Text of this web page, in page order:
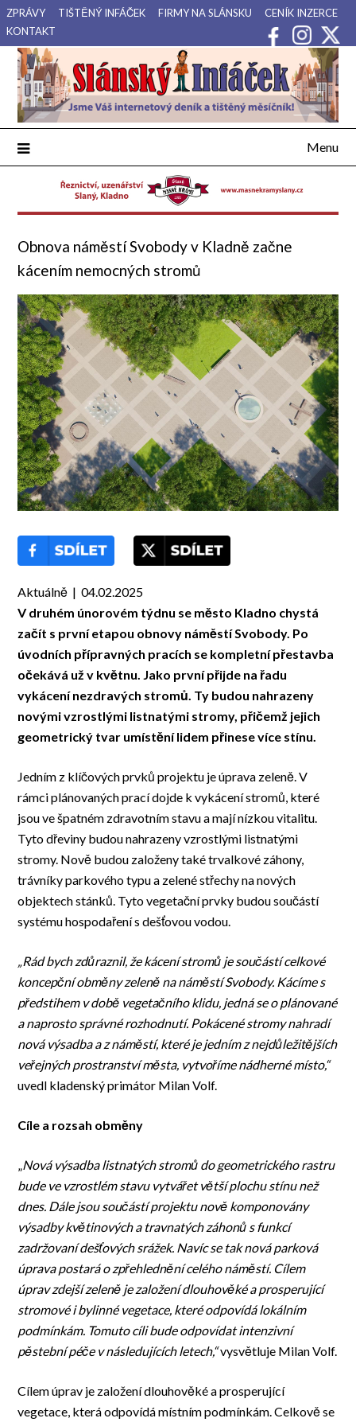
Přejdi
na
obsah
ZPRÁVY TIŠTĚNÝ INFÁČEK FIRMY NA SLÁNSKU
CENÍK INZERCE
KONTAKT
Slánský Infáček
Váš internetový deník a tištěný měsíčník pro Slánsko, Kladensko
a Lounsko.
Menu
Obnova náměstí Svobody v Kladně začne
kácením nemocných stromů
Aktuálně | 04.02.2025
V druhém únorovém týdnu se město Kladno chystá
začít s první etapou obnovy náměstí Svobody. Po
úvodních přípravných pracích se kompletní přestavba
očekává už v květnu. Jako první přijde na řadu
vykácení nezdravých stromů. Ty budou nahrazeny
novými vzrostlými listnatými stromy, přičemž jejich
geometrický tvar umístění lidem přinese více stínu.
Jedním z klíčových prvků projektu je úprava zeleně. V
rámci plánovaných prací dojde k vykácení stromů, které
jsou ve špatném zdravotním stavu a mají nízkou vitalitu.
Tyto dřeviny budou nahrazeny vzrostlými listnatými
stromy. Nově budou založeny také trvalkové záhony,
trávníky parkového typu a zelené střechy na nových
objektech stánků. Tyto vegetační prvky budou součástí
systému hospodaření s dešťovou vodou.
„Rád bych zdůraznil, že kácení stromů je součástí celkové
koncepční obměny zeleně na náměstí Svobody. Kácíme s
předstihem v době vegetačního klidu, jedná se o plánované
a naprosto správné rozhodnutí. Pokácené stromy nahradí
nová výsadba a z náměstí, které je jedním z nejdůležitějších
veřejných prostranství města, vytvoříme nádherné místo,“
uvedl kladenský primátor Milan Volf.
Cíle a rozsah obměny
„Nová výsadba listnatých stromů do geometrického rastru
bude ve vzrostlém stavu vytvářet větší plochu stínu než
dnes. Dále jsou součástí projektu nově komponovány
výsadby květinových a travnatých záhonů s funkcí
zadržovaní dešťových srážek. Navíc se tak nová parková
úprava postará o zpřehlednění celého náměstí. Cílem
úprav zdejší zeleně je založení dlouhověké a prosperující
stromové i bylinné vegetace, které odpovídá lokálním
podmínkám. Tomuto cíli bude odpovídat intenzivní
pěstební péče v následujících letech,“vysvětluje Milan Volf.
Cílem úprav je založení dlouhověké a prosperující
vegetace, která odpovídá místním podmínkám. Celkově se